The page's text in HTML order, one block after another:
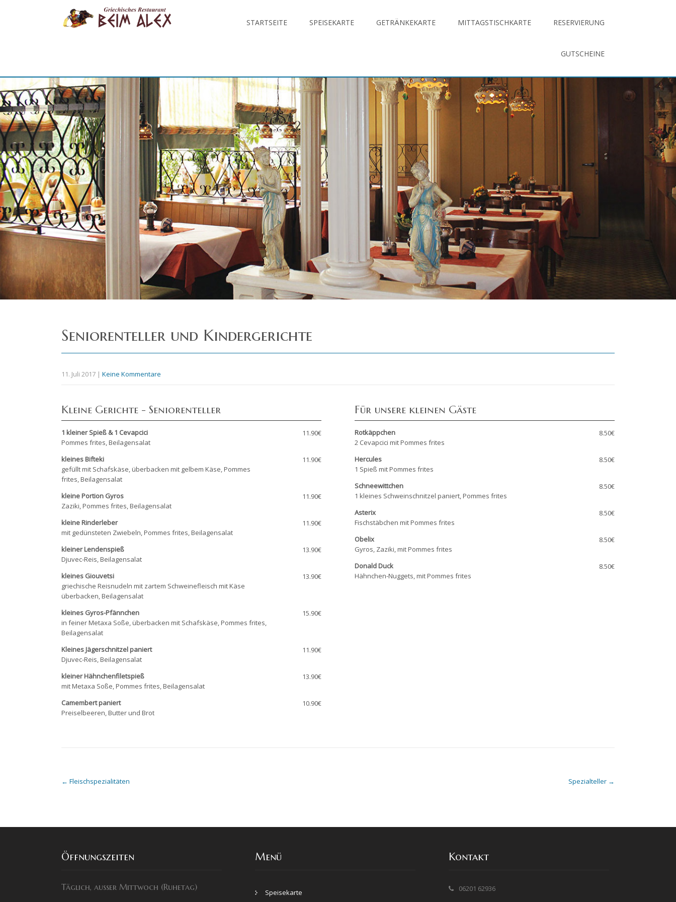
STARTSEITE SPEISEKARTE GETRÄNKEKARTE MITTAGSTISCHKARTE RESERVIERUNG
GUTSCHEINE
Seniorenteller und Kindergerichte
11. Juli 2017 | Keine Kommentare
Kleine Gerichte - Seniorenteller
1 kleiner Spieß & 1 Cevapcici
11.90€
Pommes frites, Beilagensalat
kleines Bifteki
11.90€
gefüllt mit Schafskäse, überbacken mit gelbem Käse, Pommes
frites, Beilagensalat
kleine Portion Gyros
11.90€
Zaziki, Pommes frites, Beilagensalat
kleine Rinderleber
11.90€
mit gedünsteten Zwiebeln, Pommes frites, Beilagensalat
kleiner Lendenspieß
13.90€
Djuvec-Reis, Beilagensalat
kleines Giouvetsi
13.90€
griechische Reisnudeln mit zartem Schweinefleisch mit Käse
überbacken, Beilagensalat
kleines Gyros-Pfännchen
15.90€
in feiner Metaxa Soße, überbacken mit Schafskäse, Pommes frites,
Beilagensalat
Kleines Jägerschnitzel paniert
11.90€
Djuvec-Reis, Beilagensalat
kleiner Hähnchenfiletspieß
13.90€
mit Metaxa Soße, Pommes frites, Beilagensalat
Camembert paniert
10.90€
Preiselbeeren, Butter und Brot
Für unsere kleinen Gäste
Rotkäppchen
8.50€
2 Cevapcici mit Pommes frites
Hercules
8.50€
1 Spieß mit Pommes frites
Schneewittchen
8.50€
1 kleines Schweinschnitzel paniert, Pommes frites
Asterix
8.50€
Fischstäbchen mit Pommes frites
Obelix
8.50€
Gyros, Zaziki, mit Pommes frites
Donald Duck
8.50€
Hähnchen-Nuggets, mit Pommes frites
Post
navigation
← Fleischspezialitäten Spezialteller →
Öffnungszeiten
Täglich, außer Mittwoch (Ruhetag)
Menü
Speisekarte
Kontakt
06201 62936